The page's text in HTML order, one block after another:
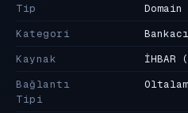
Tip
Domain
Kategori
Kaynak
İHBAR
Bağlantı
Tipi